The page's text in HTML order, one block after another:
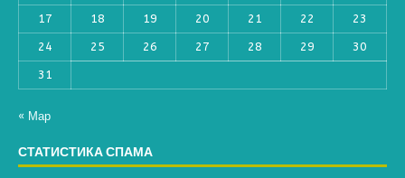
17 18 19 20 21 22 23
24 25 26 27 28 29 30
31
« Мар
СТАТИСТИКА СПАМА